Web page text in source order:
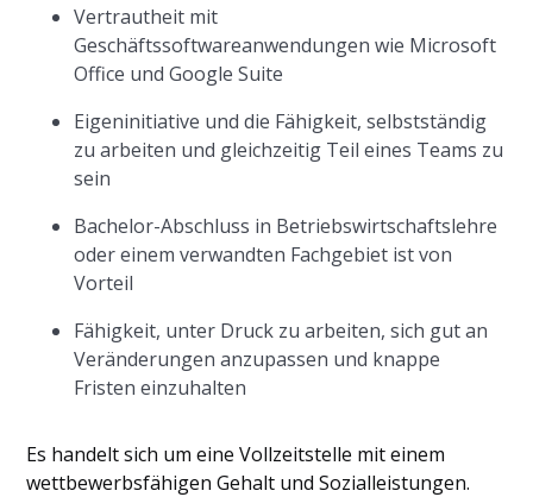
Vertrautheit mit
Geschäftssoftwareanwendungen wie Microsoft
Office und Google Suite
Eigeninitiative und die Fähigkeit, selbstständig
zu arbeiten und gleichzeitig Teil eines Teams zu
sein
Bachelor-Abschluss in Betriebswirtschaftslehre
oder einem verwandten Fachgebiet ist von
Vorteil
Fähigkeit, unter Druck zu arbeiten, sich gut an
Veränderungen anzupassen und knappe
Fristen einzuhalten
Es handelt sich um eine Vollzeitstelle mit einem
wettbewerbsfähigen Gehalt und Sozialleistungen.